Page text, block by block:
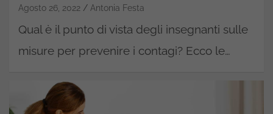
Agosto 26, 2022 Antonia Festa
Qual è il punto di vista degli insegnanti sulle
misure per prevenire i contagi? Ecco le…